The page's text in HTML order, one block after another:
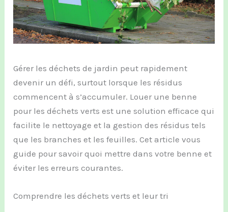
Gérer les déchets de jardin peut rapidement
devenir un défi, surtout lorsque les résidus
commencent à s’accumuler. Louer une benne
pour les déchets verts est une solution efficace qui
facilite le nettoyage et la gestion des résidus tels
que les branches et les feuilles. Cet article vous
guide pour savoir quoi mettre dans votre benne et
éviter les erreurs courantes.
Comprendre les déchets verts et leur tri